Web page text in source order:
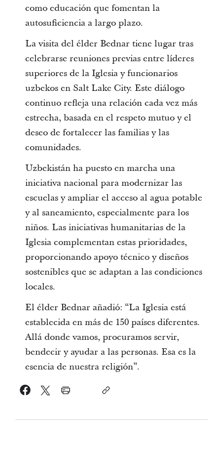
como educación que fomentan la
autosuficiencia a largo plazo.
La visita del élder Bednar tiene lugar tras
celebrarse reuniones previas entre líderes
superiores de la Iglesia y funcionarios
uzbekos en Salt Lake City. Este diálogo
continuo refleja una relación cada vez más
estrecha, basada en el respeto mutuo y el
deseo de fortalecer las familias y las
comunidades.
Uzbekistán ha puesto en marcha una
iniciativa nacional para modernizar las
escuelas y ampliar el acceso al agua potable
y al saneamiento, especialmente para los
niños. Las iniciativas humanitarias de la
Iglesia complementan estas prioridades,
proporcionando apoyo técnico y diseños
sostenibles que se adaptan a las condiciones
locales.
El élder Bednar añadió: “La Iglesia está
establecida en más de 150 países diferentes.
Allá donde vamos, procuramos servir,
bendecir y ayudar a las personas. Esa es la
esencia de nuestra religión”.